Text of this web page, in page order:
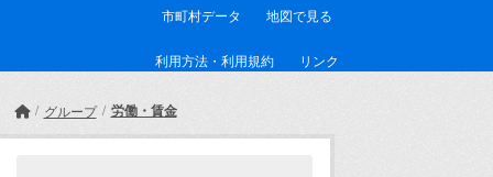
市町村データ 地図で見る
利用方法・利用規約 リンク
グループ 労働・賃金